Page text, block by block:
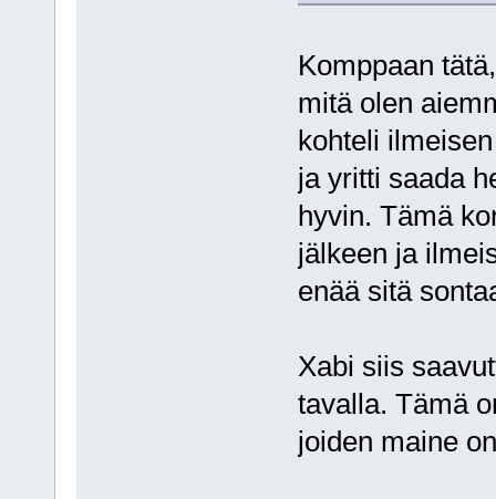
Komppaan
mitä olen
kohteli
ja yritti saada
hyvin. Tämä
jälkeen ja
enää sitä
Xabi siis
tavalla. Tämä
joiden maine